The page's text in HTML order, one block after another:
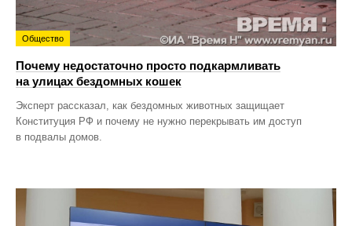
Общество
Почему недостаточно просто подкармливать
на улицах бездомных кошек
Эксперт рассказал, как бездомных животных защищает
Конституция РФ и почему не нужно перекрывать им доступ
в подвалы домов.